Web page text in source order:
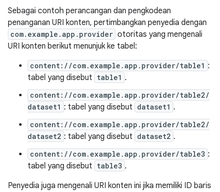
Sebagai contoh perancangan dan pengkodean
penanganan URI konten, pertimbangkan penyedia dengan
com.example.app.provider otoritas yang mengenali
URI konten berikut menunjuk ke tabel:
content://com.example.app.provider/table1 :
tabel yang disebut table1 .
content://com.example.app.provider/table2/
dataset1 : tabel yang disebut dataset1 .
content://com.example.app.provider/table2/
dataset2 : tabel yang disebut dataset2 .
content://com.example.app.provider/table3 :
tabel yang disebut table3 .
Penyedia juga mengenali URI konten ini jika memiliki ID baris